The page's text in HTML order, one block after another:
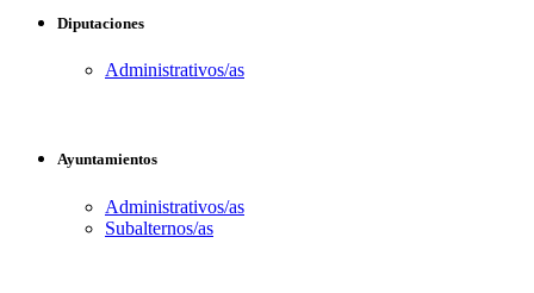
Diputaciones
Administrativos/as
Ayuntamientos
Administrativos/as
Subalternos/as